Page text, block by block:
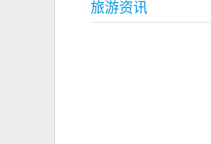
旅游资讯